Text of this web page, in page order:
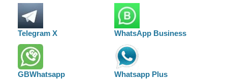
Telegram X WhatsApp Business
GBWhatsapp Whatsapp Plus